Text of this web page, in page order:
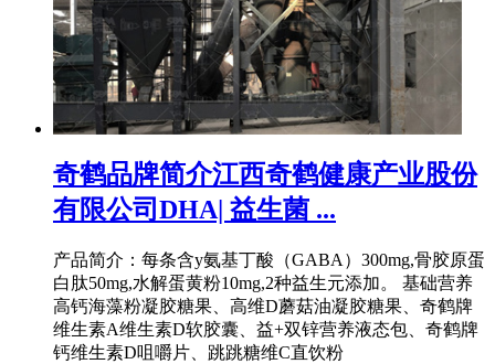
奇鹤品牌简介江西奇鹤健康产业股份
有限公司DHA| 益生菌 ...
产品简介：每条含y氨基丁酸（GABA）300mg,骨胶原蛋
白肽50mg,水解蛋黄粉10mg,2种益生元添加。 基础营养
高钙海藻粉凝胶糖果、高维D蘑菇油凝胶糖果、奇鹤牌
维生素A维生素D软胶囊、益+双锌营养液态包、奇鹤牌
钙维生素D咀嚼片、跳跳糖维C直饮粉